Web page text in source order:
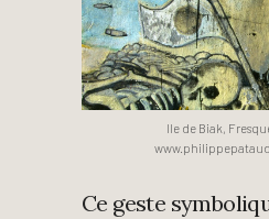
Ile de Biak,
Ce geste